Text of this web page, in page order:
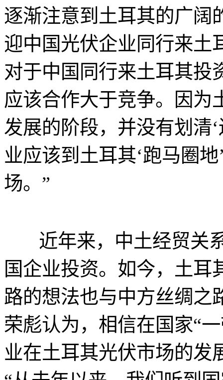
逐渐注意到土耳其的广阔
迎中国光伏企业同行来土
对于中国同行来土耳其投
应该合作大于竞争。因为
发展的阶段，并没有划清
业应该到土耳其‘跑马圈
场。”
近年来，中土经贸关系
国企业投资。如今，土
路的想法也与中方丝绸之
荣彪认为，相信在国家“
业在土耳其光伏市场的发